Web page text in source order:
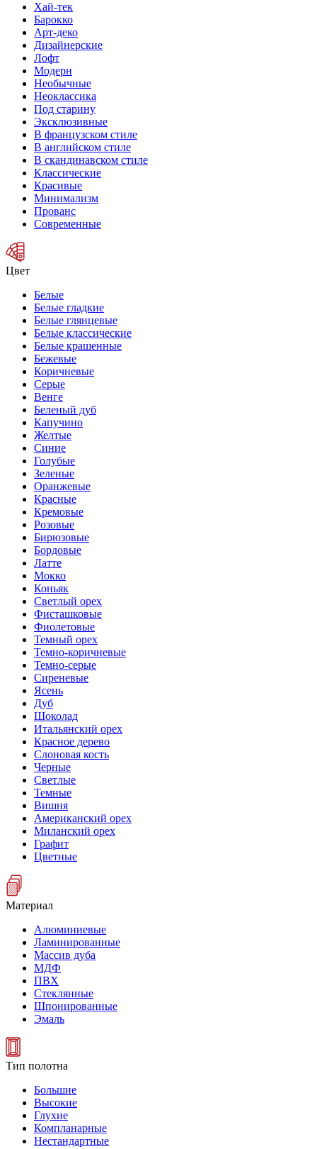
Хай-тек
Барокко
Арт-деко
Дизайнерские
Лофт
Модерн
Необычные
Неоклассика
Под старину
Эксклюзивные
В французском стиле
В английском стиле
В скандинавском стиле
Классические
Красивые
Минимализм
Прованс
Современные
Цвет
Белые
Белые гладкие
Белые глянцевые
Белые классические
Белые крашенные
Бежевые
Коричневые
Серые
Венге
Беленый дуб
Капучино
Желтые
Синие
Голубые
Зеленые
Оранжевые
Красные
Кремовые
Розовые
Бирюзовые
Бордовые
Латте
Мокко
Коньяк
Светлый орех
Фисташковые
Фиолетовые
Темный орех
Темно-коричневые
Темно-серые
Сиреневые
Ясень
Дуб
Шоколад
Итальянский орех
Красное дерево
Слоновая кость
Черные
Светлые
Темные
Вишня
Американский орех
Миланский орех
Графит
Цветные
Материал
Алюминиевые
Ламинированные
Массив дуба
МДФ
ПВХ
Стеклянные
Шпонированные
Эмаль
Тип полотна
Большие
Высокие
Глухие
Компланарные
Нестандартные